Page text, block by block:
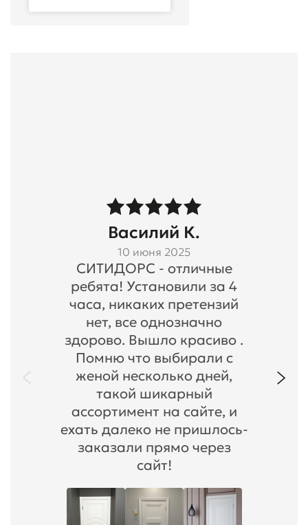
Василий К.
10 июня 2025
СИТИДОРС - отличные
ребята! Установили за 4
часа, никаких претензий
нет, все однозначно
здорово. Вышло красиво .
Помню что выбирали с
женой несколько дней,
такой шикарный
ассортимент на сайте, и
ехать далеко не пришлось-
заказали прямо через
сайт!